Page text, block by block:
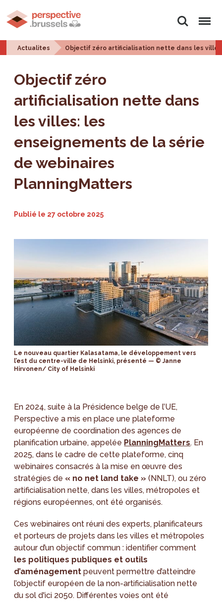
Rechercher
Menu
Actualites Objectif zéro artificialisation nette dans les
Objectif zéro
artificialisation nette dans
les villes: les
enseignements de la série
de webinaires
PlanningMatters
Publié le 27 octobre 2025
Le nouveau quartier Kalasatama, le développement vers
l’est du centre-ville de Helsinki, présenté — © Janne
Hirvonen/ City of Helsinki
En 2024, suite à la Présidence belge de l’UE,
Perspective a mis en place une plateforme
européenne de coordination des agences de
planification urbaine, appelée PlanningMatters. En
2025, dans le cadre de cette plateforme, cinq
webinaires consacrés à la mise en œuvre des
stratégies de « no net land take » (NNLT), ou zéro
artificialisation nette, dans les villes, métropoles et
régions européennes, ont été organisés.
Ces webinaires ont réuni des experts, planificateurs
et porteurs de projets dans les villes et métropoles
autour d’un objectif commun : identifier comment
les politiques publiques et outils
d’aménagement peuvent permettre d’atteindre
l’objectif européen de la non-artificialisation nette
du sol d'ici 2050. Différentes voies ont été